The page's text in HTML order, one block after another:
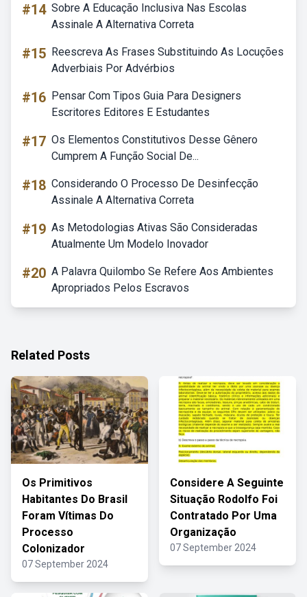
#14 Sobre A Educação Inclusiva Nas Escolas
Assinale A Alternativa Correta
#15 Reescreva As Frases Substituindo As Locuções
Adverbiais Por Advérbios
#16 Pensar Com Tipos Guia Para Designers
Escritores Editores E Estudantes
#17 Os Elementos Constitutivos Desse Gênero
Cumprem A Função Social De...
#18 Considerando O Processo De Desinfecção
Assinale A Alternativa Correta
#19 As Metodologias Ativas São Consideradas
Atualmente Um Modelo Inovador
#20 A Palavra Quilombo Se Refere Aos Ambientes
Apropriados Pelos Escravos
Related Posts
Os Primitivos
Habitantes Do Brasil
Foram Vítimas Do
Processo
Colonizador
07 September 2024
Considere A Seguinte
Situação Rodolfo Foi
Contratado Por Uma
Organização
07 September 2024